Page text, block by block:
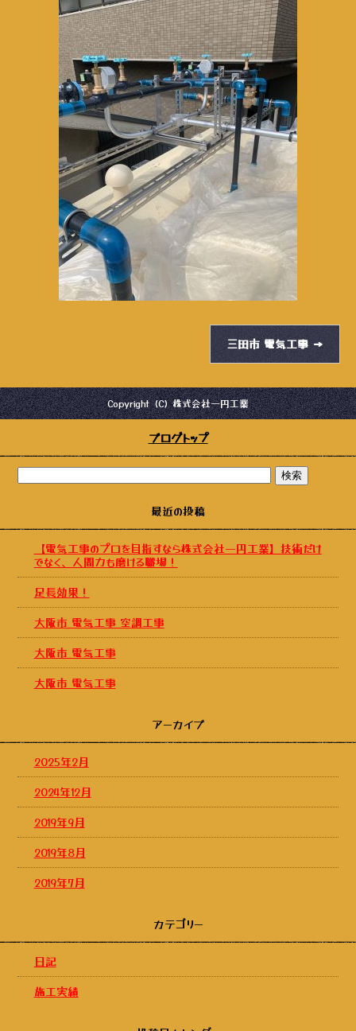
三田市 電気工事 →
Copyright (C) 株式会社一円工業
ブログトップ
最近の投稿
【電気工事のプロを目指すなら株式会社一円工業】技術だけ
でなく、人間力も磨ける職場！
足長効果！
大阪市 電気工事 空調工事
大阪市 電気工事
大阪市 電気工事
アーカイブ
2025年2月
2024年12月
2019年9月
2019年8月
2019年7月
カテゴリー
日記
施工実績